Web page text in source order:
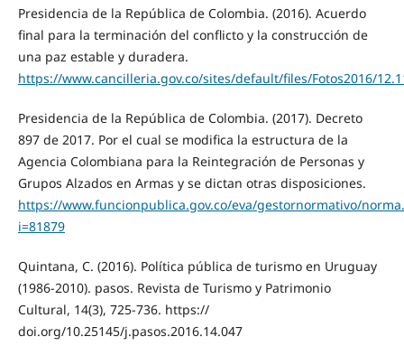
Presidencia de la República de Colombia. (2016). Acuerdo
final para la terminación del conflicto y la construcción de
una paz estable y duradera.
https://www.cancilleria.gov.co/sites/default/files/Fotos2016/
Presidencia de la República de Colombia. (2017). Decreto
897 de 2017. Por el cual se modifica la estructura de la
Agencia Colombiana para la Reintegración de Personas y
Grupos Alzados en Armas y se dictan otras disposiciones.
https://www.funcionpublica.gov.co/eva/gestornormativo/
i=81879
Quintana, C. (2016). Política pública de turismo en Uruguay
(1986-2010). pasos. Revista de Turismo y Patrimonio
Cultural, 14(3), 725-736. https://
doi.org/10.25145/j.pasos.2016.14.047